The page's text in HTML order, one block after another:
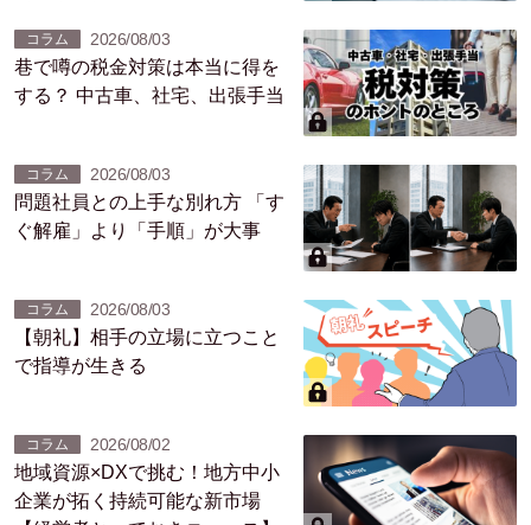
コラム 2026/08/03
巷で噂の税金対策は本当に得を
する？ 中古車、社宅、出張手当
コラム 2026/08/03
問題社員との上手な別れ方 「す
ぐ解雇」より「手順」が大事
コラム 2026/08/03
【朝礼】相手の立場に立つこと
で指導が生きる
コラム 2026/08/02
地域資源×DXで挑む！地方中小
企業が拓く持続可能な新市場